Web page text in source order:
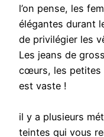
l’on pense, les
élégantes durant
de privilégier les
Les jeans de
cœurs, les petites
est vaste !
il y a plusieurs
teintes qui vous